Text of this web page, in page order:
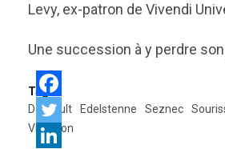
Levy, ex-patron de Vivendi
Une succession à y perdre
Tags:
Dassault
Edelstenne Seznec
Vigneron